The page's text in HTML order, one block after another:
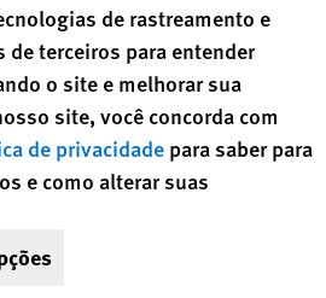
direito à nacionalidade para pessoas
filhas e filhos de venezuelanos
com risco de se tornarem
como campanhas
preferences
de rastreamento e
terceiros para entender
o site e melhorar sua
site, você concorda com
de privacidade para saber para
e como alterar suas